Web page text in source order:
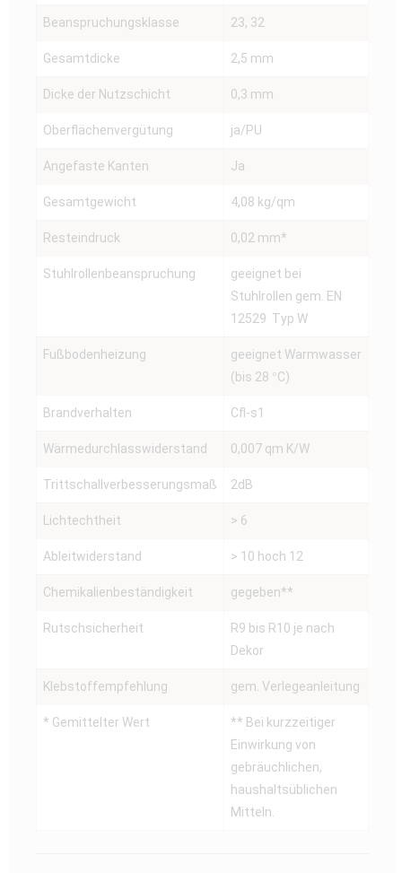
Beanspruchungsklasse 23, 32
Gesamtdicke 2,5 mm
Dicke der Nutzschicht 0,3 mm
Oberflächenvergütung ja/PU
Angefaste Kanten Ja
Gesamtgewicht 4,08 kg/qm
Resteindruck 0,02 mm*
Stuhlrollenbeanspruchung
geeignet bei
Stuhlrollen gem. EN
12529 Typ W
Fußbodenheizung
geeignet Warmwasser
(bis 28 °C)
Brandverhalten Cfl-s1
Wärmedurchlasswiderstand 0,007 qm K/W
Trittschallverbesserungsmaß 2dB
Lichtechtheit > 6
Ableitwiderstand > 10 hoch 12
Chemikalienbeständigkeit gegeben**
Rutschsicherheit
R9 bis R10 je nach
Dekor
Klebstoffempfehlung gem. Verlegeanleitung
* Gemittelter Wert
** Bei kurzzeitiger
Einwirkung von
gebräuchlichen,
haushaltsüblichen
Mitteln.